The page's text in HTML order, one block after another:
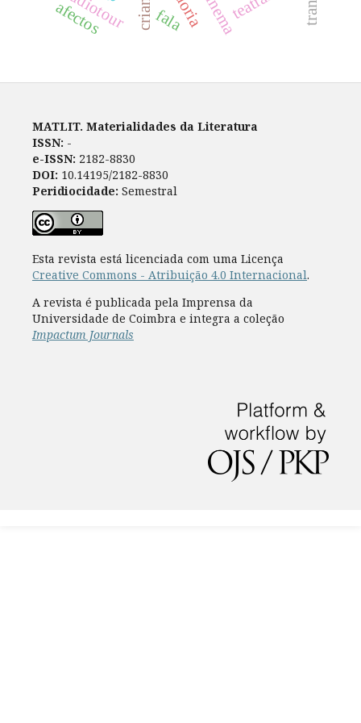
afectos fala
MATLIT. Materialidades da Literatura
ISSN: -
e-ISSN: 2182-8830
DOI: 10.14195/2182-8830
Peridiocidade: Semestral
Esta revista está licenciada com uma Licença
Creative Commons - Atribuição 4.0 Internacional.
A revista é publicada pela Imprensa da
Universidade de Coimbra e integra a coleção
Impactum Journals